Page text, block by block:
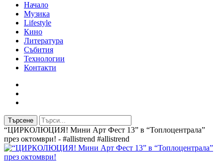
Начало
Музика
Lifestyle
Кино
Литература
Събития
Технологии
Контакти
Търсене
“ЦИРКОЛЮЦИЯ! Мини Арт Фест 13” в “Топлоцентрала”
през октомври! - #allistrend #allistrend